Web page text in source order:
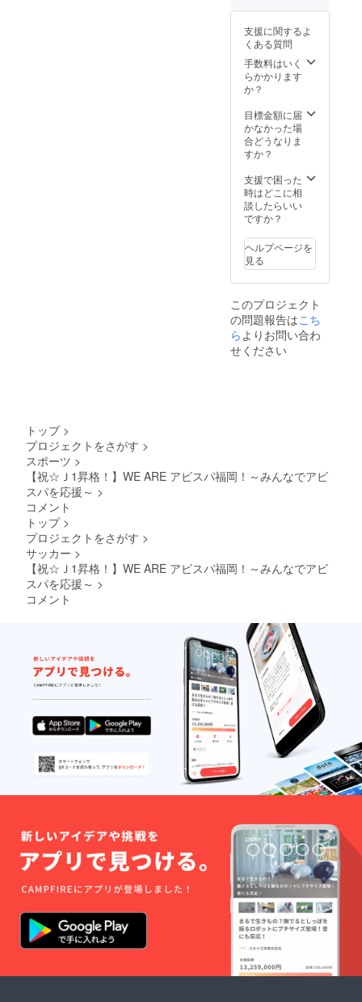
てサイ
ズ変
更）
※3
※1：・
ご用意
ケット
はバッ
クスタ
予定し
ており
ます。
・
選手サ
インは
の選手
を下記
に必ず
ご記載
くださ
い。ご
記載の
よって
ツアー
きませ
ん。当
クラウ
ドファ
ンディ
ング終
了後に
調整さ
せてい
ただき
ます。
ツアー
の巡回
よって
変更す
る場合
がござ
いま
す。
・
当ツ
アーは1
名様よ
いたし
合はご
本名を
掲出さ
せてい
ただき
ます。
ズ】口
径
7.5cm×
、容量
245ml ※
ご支援
金額に
を含み
ます。
定は不
ベスト
電器ス
タジア
ム内/場
所/掲載
未定。
スポン
サー
に掲出
するお
名前を
「備考
ご記載
くださ
い。
記載が
ない場
合はご
本名を
掲出さ
径
20.5cm
す。
②・・
サー
ボード
に名前
を掲載
（ご支
によっ
てサイ
ズ変
更）
背中に
選手・
監督全
員のサ
入れま
すの
で、背
番号・
は入り
ません
ま
た、状
況に
ご了承
くださ
なりま
す ※3：
は、選
手の指
定は不
可 ※4：
ベスト
電器ス
タジア
ム内/場
所/掲載
期間は
未定
スポン
サー
に掲出
するお
名前を
「備考
欄」に
ご記載
くださ
い。
記載が
ない場
合はご
支援に関するよ
くある質問
手数料はいく
らかかります
か？
目標金額に届
かなかった場
合どうなりま
すか？
支援で困った
時はどこに相
談したらいい
ですか？
ヘルプページを
見る
このプロジェクト
の問題報告はこち
ら よりお問い合わ
せください
トップ >
プロジェクトをさがす >
スポーツ >
【祝☆Ｊ1昇格！】WE ARE アビスパ福岡！～みんなでアビ
スパを応援～ >
コメント
トップ >
プロジェクトをさがす >
サッカー >
【祝☆Ｊ1昇格！】WE ARE アビスパ福岡！～みんなでアビ
スパを応援～ >
コメント